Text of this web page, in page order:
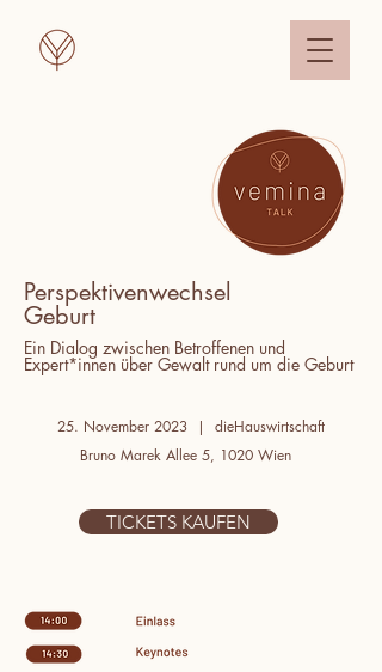
Perspektivenwechsel
Geburt
Ein Dialog zwischen Betroffenen und
Expert*innen über Gewalt rund um die Geburt
25. November 2023 | dieHauswirtschaft
Bruno Marek Allee 5, 1020 Wien
TICKETS KAUFEN